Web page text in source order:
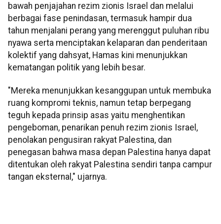
bawah penjajahan rezim zionis Israel dan melalui
berbagai fase penindasan, termasuk hampir dua
tahun menjalani perang yang merenggut puluhan ribu
nyawa serta menciptakan kelaparan dan penderitaan
kolektif yang dahsyat, Hamas kini menunjukkan
kematangan politik yang lebih besar.
"Mereka menunjukkan kesanggupan untuk membuka
ruang kompromi teknis, namun tetap berpegang
teguh kepada prinsip asas yaitu menghentikan
pengeboman, penarikan penuh rezim zionis Israel,
penolakan pengusiran rakyat Palestina, dan
penegasan bahwa masa depan Palestina hanya dapat
ditentukan oleh rakyat Palestina sendiri tanpa campur
tangan eksternal," ujarnya.